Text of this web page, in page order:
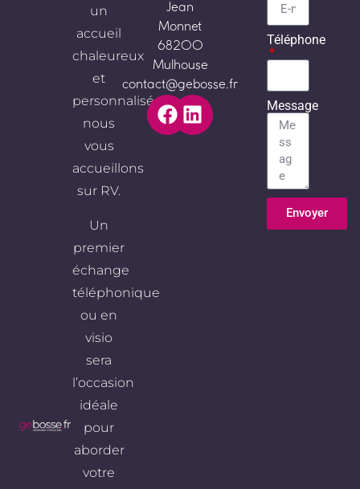
un
accueil
chaleureux
et
personnalisé,
nous
vous
accueillons
sur RV.
Un
premier
échange
téléphonique
ou en
visio
sera
l’occasion
idéale
pour
aborder
votre
Jean
Monnet
68200
Mulhouse
contact@gebosse.fr
Téléphone
Message
Envoyer